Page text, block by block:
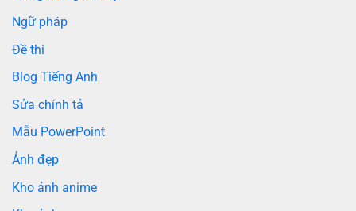
Ngữ pháp
Đề thi
Blog Tiếng Anh
Sửa chính tả
Mẫu PowerPoint
Ảnh đẹp
Kho ảnh anime